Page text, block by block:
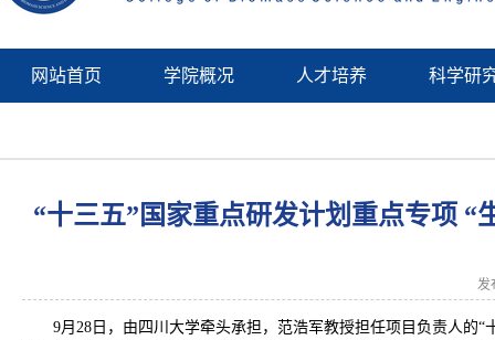
网站首页 学院概况 人才培养 科学研
“十三五”国家重点研发计划重点专项
发
9月28日，由四川大学牵头承担，范浩军教授担任项目负责人的